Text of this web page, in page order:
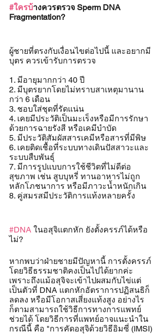
#ใครบ้างควรตรวจ Sperm DNA
Fragmentation?
ผู้ชายที่ตรงกับเงื่อนไขต่อไปนี้ และอยากมี
บุตร ควรเข้ารับการตรวจ
1. มีอายุมากกว่า 40 ปี
2. มีบุตรยากโดยไม่ทราบสาเหตุมานาน
กว่า 6 เดือน
3. ชอบใส่ชุดที่รัดแน่น
4. เคยมีประวัติเป็นมะเร็งหรือมีการรักษา
ด้วยการฉายรังสี หรือเคมีบำบัด
5. มีประวัติสัมผัสสารเคมีหรือสารที่มีพิษ
6. เคยติดเชื้อที่ระบบทางเดินปัสสาวะและ
ระบบสืบพันธุ์
7. มีการรูปแบบการใช้ชีวิตที่ไม่ดีต่อ
สุขภาพ เช่น สูบบุหรี่ ทานอาหารไม่ถูก
หลักโภชนาการ หรือมีภาวะน้ำหนักเกิน
8. คู่สมรสมีประวัติการแท้งหลายครั้ง
#DNA ในอสุจิแตกหัก ยังตั้งครรภ์ได้หรือ
ไม่?
หากพบว่าฝ่ายชายมีปัญหานี้ การตั้งครรภ์
โดยวิธีธรรมชาติคงเป็นไปได้ยากค่ะ
เพราะถึงแม้อสุจิจะเข้าไปผสมกับไข่แต่
เป็นตัวที่ DNA แตกหักอัตราการปฏิสนธิก็
ลดลง หรือมีโอกาสเสี่ยงแท้งสูง อย่างไร
ก็ตามสามารถใช้วิธีการทางการแพทย์
ช่วยได้ โดยวิธีการที่แพทย์อาจแนะนำใน
กรณีนี้ คือ "การคัดอสุจิด้วยวิธีอิมซี่ (IMSI)